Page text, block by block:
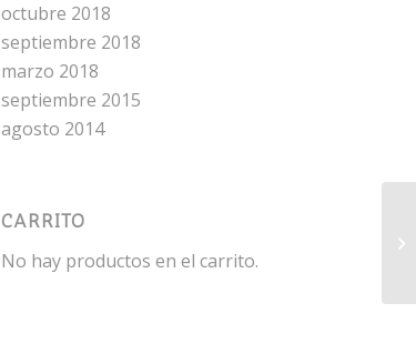
octubre 2018
septiembre 2018
marzo 2018
septiembre 2015
agosto 2014
CARRITO
No hay productos en el carrito.